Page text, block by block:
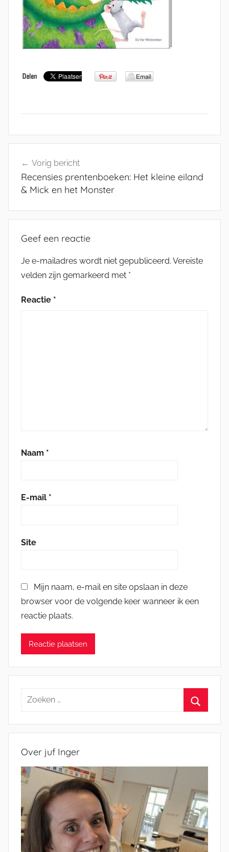
navigatie
Vorig bericht
Recensies prentenboeken: Het kleine eiland
& Mick en het Monster
Geef een reactie
Je e-mailadres wordt niet gepubliceerd. Vereiste
velden zijn gemarkeerd met *
Reactie *
Naam *
E-mail *
Site
Mijn naam, e-mail en site opslaan in deze
browser voor de volgende keer wanneer ik een
reactie plaats.
Zoeken
Over juf Inger